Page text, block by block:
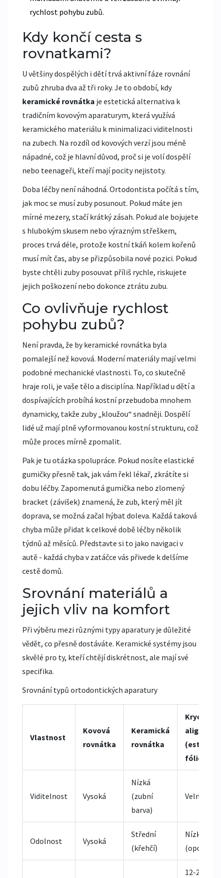
rychlost pohybu zubů.
Kdy končí cesta s
rovnatkami?
U většiny dospělých i dětí trvá aktivní fáze rovnání
zubů zhruba dva až tři roky. Je to období, kdy
keramické rovnátka je estetická alternativa k
tradičním kovovým aparaturym, která využívá
keramického materiálu k minimalizaci viditelnosti
na zubech. Na rozdíl od kovových verzí jsou méně
nápadné, což je hlavní důvod, proč si je volí dospělí
nebo teenageři, kteří mají pocity nejistoty.
Doba léčby není náhodná. Ortodontista počítá s tím,
jak moc se musí zuby posunout. Pokud máte jen
mírné mezery, stačí krátký zásah. Pokud ale bojujete
s hlubokým skusem nebo výrazným střeškem,
proces trvá déle, protože kostní tkáň kolem kořenů
musí mít čas, aby se přizpůsobila nové pozici. Pokud
byste chtěli zuby posouvat příliš rychle, riskujete
jejich poškození nebo dokonce ztrátu zubu.
Co ovlivňuje rychlost
pohybu zubů?
Není pravda, že by keramické rovnátka byla
pomalejší než kovová. Moderní materiály mají velmi
podobné mechanické vlastnosti. To, co skutečně
hraje roli, je vaše tělo a disciplína. Například u dětí a
dospívajících probíhá kostní przebudoba mnohem
dynamicky, takže zuby „kloužou“ snadněji. Dospělí
lidé už mají plně vyformovanou kostní strukturu, což
může proces mírně zpomalit.
Pak je tu otázka spolupráce. Pokud nosíte elastické
gumičky přesně tak, jak vám řekl lékař, zkrátíte si
dobu léčby. Zapomenutá gumička nebo zlomený
bracket (závišek) znamená, že zub, který měl jít
doprava, se možná začal hýbat doleva. Každá taková
chyba může přidat k celkové době léčby několik
týdnů až měsíců. Představte si to jako navigaci v
autě - každá chyba v zatáčce vás přivede k delšíme
cestě domů.
Srovnání materiálů a
jejich vliv na komfort
Při výběru mezi různými typy aparatury je důležité
vědět, co přesně dostáváte. Keramické systémy jsou
skvělé pro ty, kteří chtějí diskrétnost, ale mají své
specifika.
Srovnání typů ortodontických aparatury
Vlastnost
Kovová
rovnátka
Keramická
rovnátka
Krycí
alignery
fólie)
Viditelnost Vysoká
Nízká
(zubní
barva)
Velmi
Odolnost Vysoká
Střední
(křehčí)
Nízká
12-24